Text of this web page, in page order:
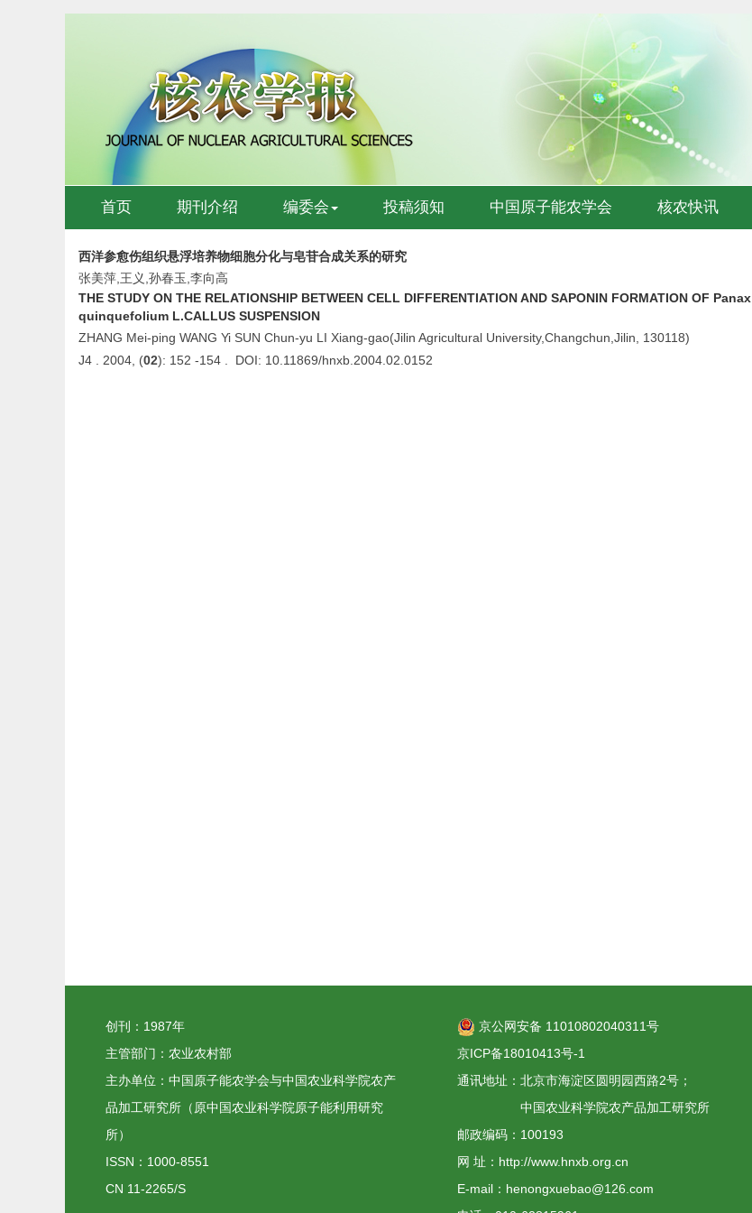
首页 期刊介绍 编委会 投稿须知 中国原子能农学会 核农快讯
西洋参愈伤组织悬浮培养物细胞分化与皂苷合成关系的研究
张美萍,王义,孙春玉,李向高
THE STUDY ON THE RELATIONSHIP BETWEEN CELL DIFFERENTIATION AND SAPONIN FORMATION OF Panax
quinquefolium L.CALLUS SUSPENSION
ZHANG Mei-ping WANG Yi SUN Chun-yu LI Xiang-gao(Jilin Agricultural University,Changchun,Jilin, 130118)
J4 . 2004, (02): 152 -154 . DOI: 10.11869/hnxb.2004.02.0152
创刊：1987年
主管部门：农业农村部
主办单位：中国原子能农学会与中国农业科学院农产
品加工研究所（原中国农业科学院原子能利用研究
所）
ISSN：1000-8551
CN 11-2265/S
京公网安备 11010802040311号
京ICP备18010413号-1
通讯地址：北京市海淀区圆明园西路2号；
中国农业科学院农产品加工研究所
邮政编码：100193
网 址：http://www.hnxb.org.cn
E-mail：henongxuebao@126.com